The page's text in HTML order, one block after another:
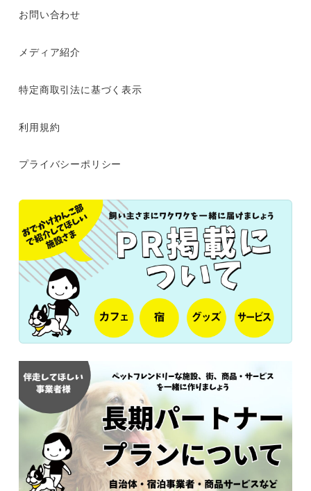
お問い合わせ
メディア紹介
特定商取引法に基づく表示
利用規約
プライバシーポリシー